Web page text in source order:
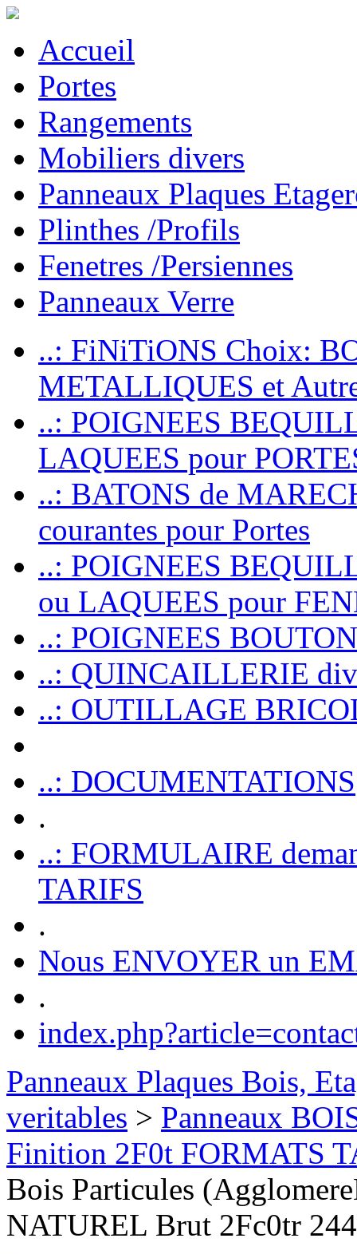
Accueil
Portes
Rangements
Mobiliers divers
Panneaux Plaques
Plinthes /Profils
Fenetres /Persiennes
Panneaux Verre
..: FiNiTiONS Choix:
METALLIQUES et
..: POIGNEES
LAQUEES pour
..: BATONS de
courantes pour Portes
..: POIGNEES
ou LAQUEES pour
..: POIGNEES
..: QUINCAILLERIE
..: OUTILLAGE
..: DOCUMENTATIONS
.
..: FORMULAIRE
TARIFS
.
Nous ENVOYER un
.
Panneaux Plaques Bois,
veritables > Panneaux
Finition 2F0t FORMATS
Bois Particules
NATUREL Brut 2Fc0tr